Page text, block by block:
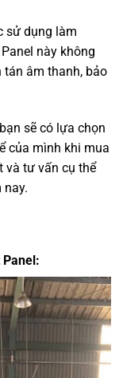
sử dụng làm
này không
âm thanh, bảo
sẽ có lựa chọn
của mình khi mua
và tư vấn cụ thể
nay.